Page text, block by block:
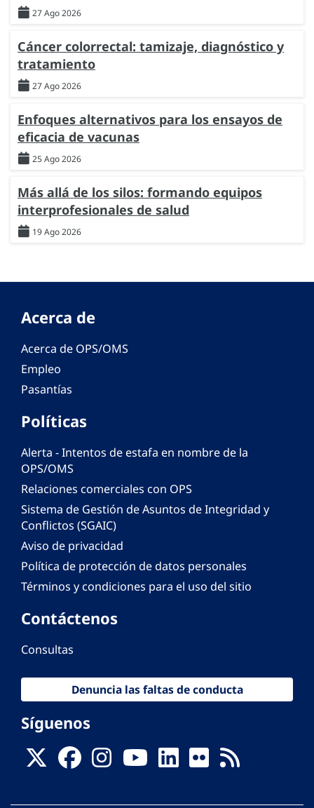
27 Ago 2026
Cáncer colorrectal: tamizaje, diagnóstico y
tratamiento
27 Ago 2026
Enfoques alternativos para los ensayos de
eficacia de vacunas
25 Ago 2026
Más allá de los silos: formando equipos
interprofesionales de salud
19 Ago 2026
Acerca de
Acerca de OPS/OMS
Empleo
Pasantías
Políticas
Alerta - Intentos de estafa en nombre de la
OPS/OMS
Relaciones comerciales con OPS
Sistema de Gestión de Asuntos de Integridad y
Conflictos (SGAIC)
Aviso de privacidad
Política de protección de datos personales
Términos y condiciones para el uso del sitio
Contáctenos
Consultas
Denuncia las faltas de conducta
Síguenos